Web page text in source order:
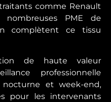
comme Renault
PME de
complètent ce tissu
de haute valeur
professionnelle
et week-end,
pour les intervenants